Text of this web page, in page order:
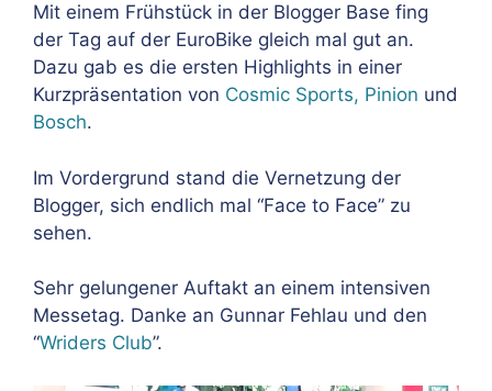
Mit einem Frühstück in der Blogger Base fing
der Tag auf der EuroBike gleich mal gut an.
Dazu gab es die ersten Highlights in einer
Kurzpräsentation von Cosmic Sports, Pinion und
Bosch.
Im Vordergrund stand die Vernetzung der
Blogger, sich endlich mal “Face to Face” zu
sehen.
Sehr gelungener Auftakt an einem intensiven
Messetag. Danke an Gunnar Fehlau und den
“Wriders Club”.